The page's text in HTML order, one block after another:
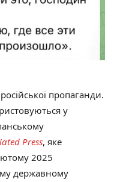
пропаганди.
у
Press, яке
2025
державному